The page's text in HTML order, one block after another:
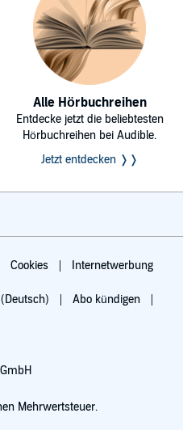
Alle Hörbuchreihen
Entdecke jetzt die beliebtesten
Hörbuchreihen bei Audible.
Jetzt entdecken ❭❭
Cookies Internetwerbung
Abo kündigen
Mehrwertsteuer.